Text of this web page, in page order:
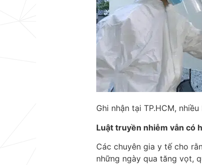
Ghi nhận tại TP.HCM,
Luật truyền nhiễm vẫn có
Các chuyên gia y tế cho
những ngày qua tăng vọt,